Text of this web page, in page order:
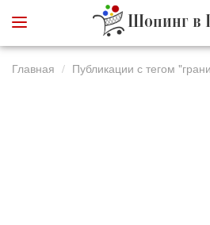
Шопинг в
Главная Публикации с тегом